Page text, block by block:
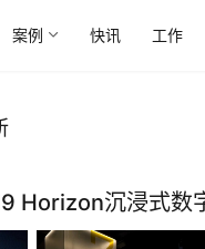
案例 快讯 工作
Horizon沉浸式